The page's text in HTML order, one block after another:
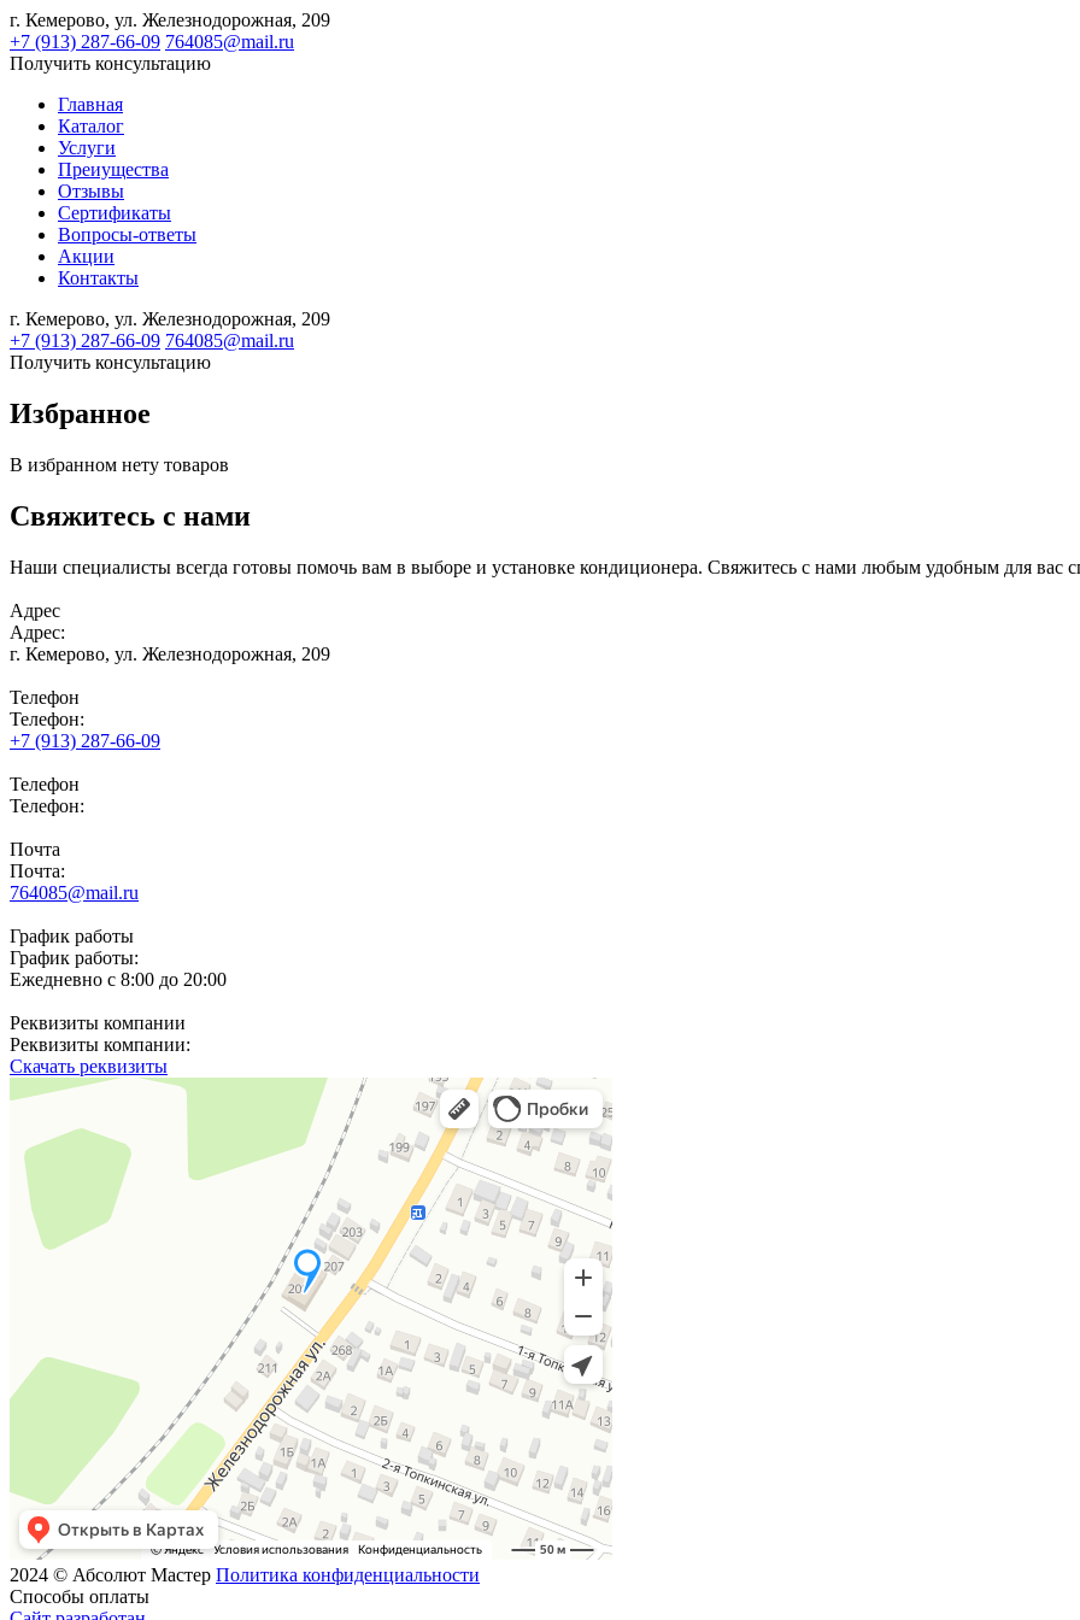
г. Кемерово, ул. Железнодорожная, 209
+7 (913) 287-66-09 764085@mail.ru
Получить консультацию
Главная
Каталог
Услуги
Преиущества
Отзывы
Сертификаты
Вопросы-ответы
Акции
Контакты
г. Кемерово, ул. Железнодорожная, 209
+7 (913) 287-66-09 764085@mail.ru
Получить консультацию
Избранное
В избранном нету товаров
Свяжитесь с нами
Наши специалисты всегда готовы помочь вам в выборе и установке кондиционера. Свяжитесь с нами любым удобным для вас
Адрес
Адрес:
г. Кемерово, ул. Железнодорожная, 209
Телефон
Телефон:
+7 (913) 287-66-09
Телефон
Телефон:
Почта
Почта:
764085@mail.ru
График работы
График работы:
Ежедневно с 8:00 до 20:00
Реквизиты компании
Реквизиты компании:
Скачать реквизиты
2024 © Абсолют Мастер Политика конфиденциальности
Способы оплаты